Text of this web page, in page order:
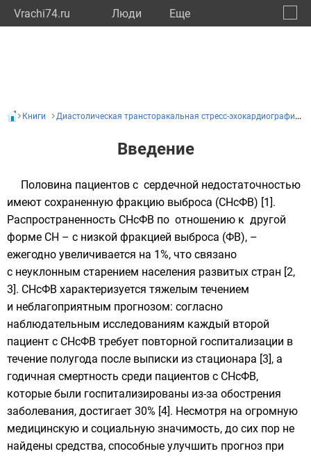
Vrachi74.ru Люди Eще
Книги Диастолическая трансторакальная стресс-эхокардиография с дозированной физической нагрузкой в диагностике сердечной недостаточности с сохраненной фракцией выброса: показания, методология, интерпретация результатов
Введение
Половина пациентов с сердечной недостаточностью
имеют сохраненную фракцию выброса (СНсФВ) [1].
Распространенность СНсФВ по отношению к другой
форме СН – с низкой фракцией выброса (ФВ), –
ежегодно увеличивается на 1%, что связано
с неуклонным старением населения развитых стран [2,
3]. СНсФВ характеризуется тяжелым течением
и неблагоприятным прогнозом: согласно
наблюдательным исследованиям каждый второй
пациент с СНсФВ требует повторной госпитализации в
течение полугода после выписки из стационара [3], а
годичная смертность среди пациентов с СНсФВ,
которые были госпитализированы из-за обострения
заболевания, достигает 30% [4]. Несмотря на огромную
медицинскую и социальную значимость, до сих пор не
найдены средства, способные улучшить прогноз при